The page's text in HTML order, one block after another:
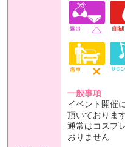
一般事項
イベント開催
頂いておりま
通常はコスプ
おりません